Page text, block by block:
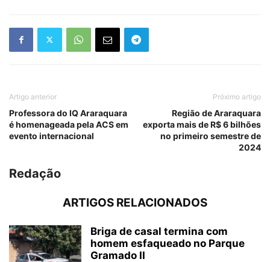
Artigo anterior
Professora do IQ Araraquara
é homenageada pela ACS em
evento internacional
Próximo artigo
Região de Araraquara
exporta mais de R$ 6 bilhões
no primeiro semestre de
2024
Redação
ARTIGOS RELACIONADOS
Briga de casal termina com
homem esfaqueado no Parque
Gramado II